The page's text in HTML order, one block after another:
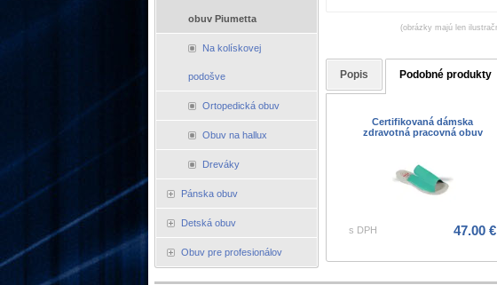
obuv Piumetta
Na kolískovej
podošve
Ortopedická obuv
Obuv na hallux
Dreváky
Pánska obuv
Detská obuv
Obuv pre profesionálov
(obrázky majú len
Popis Podobné produkty
Certifikovaná dámska
zdravotná pracovná obuv
s DPH 47.00 €